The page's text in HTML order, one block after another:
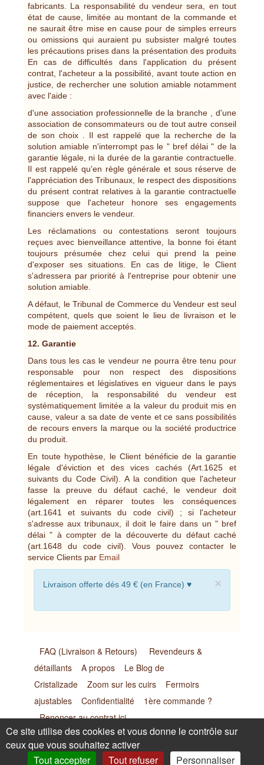
fabricants. La responsabilité du vendeur sera, en tout
état de cause, limitée au montant de la commande et
ne saurait être mise en cause pour de simples erreurs
ou omissions qui auraient pu subsister malgré toutes
les précautions prises dans la présentation des produits
En cas de difficultés dans l'application du présent
contrat, l'acheteur a la possibilité, avant toute action en
justice, de rechercher une solution amiable notamment
avec l'aide :
d'une association professionnelle de la branche , d'une
association de consommateurs ou de tout autre conseil
de son choix . Il est rappelé que la recherche de la
solution amiable n'interrompt pas le " bref délai " de la
garantie légale, ni la durée de la garantie contractuelle.
Il est rappelé qu'en règle générale et sous réserve de
l'appréciation des Tribunaux, le respect des dispositions
du présent contrat relatives à la garantie contractuelle
suppose que l'acheteur honore ses engagements
financiers envers le vendeur.
Les réclamations ou contestations seront toujours
reçues avec bienveillance attentive, la bonne foi étant
toujours présumée chez celui qui prend la peine
d'exposer ses situations. En cas de litige, le Client
s'adressera par priorité à l'entreprise pour obtenir une
solution amiable.
A défaut, le Tribunal de Commerce du Vendeur est seul
compétent, quels que soient le lieu de livraison et le
mode de paiement acceptés.
12. Garantie
Dans tous les cas le vendeur ne pourra être tenu pour
responsable pour non respect des dispositions
réglementaires et législatives en vigueur dans le pays
de réception, la responsabilité du vendeur est
systématiquement limitée a la valeur du produit mis en
cause, valeur a sa date de vente et ce sans possibilités
de recours envers la marque ou la société productrice
du produit.
En toute hypothèse, le Client bénéficie de la garantie
légale d'éviction et des vices cachés (Art.1625 et
suivants du Code Civil). A la condition que l'acheteur
fasse la preuve du défaut caché, le vendeur doit
légalement en réparer toutes les conséquences
(art.1641 et suivants du code civil) ; si l'acheteur
s'adresse aux tribunaux, il doit le faire dans un " bref
délai " à compter de la découverte du défaut caché
(art.1648 du code civil). Vous pouvez contacter le
service Clients par Email
×
Livraison offerte dés 49 € (en France) ♥
FAQ (Livraison & Retours)
Revendeurs &
détaillants
A propos
Le Blog de
Cristalizade
Zoom sur les cuirs
Fermoirs
ajustables
Confidentialité
1ère commande ?
Renoncer au contrat ici
Cristalizade E.I.- Laurence Goasdoué - 169 Impasse de
Malgras - 26170 Buis les Baronnies (France) Tel :
Ce site utilise des cookies et vous donne le contrôle sur
ceux que vous souhaitez activer
Tout accepter
Tout refuser Personnaliser